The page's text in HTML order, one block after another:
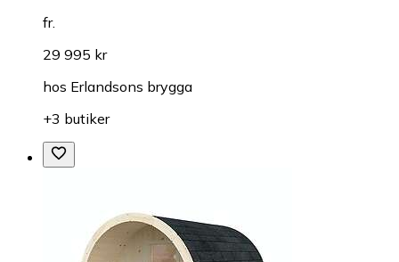
fr.
29 995 kr
hos Erlandsons brygga
+3 butiker